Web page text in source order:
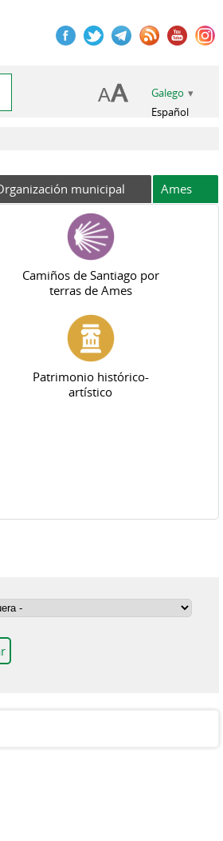
Galego
Español
municipal Ames
Camiños de Santiago por
terras de Ames
Patrimonio histórico-
artístico